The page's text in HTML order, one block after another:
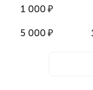
1 000 ₽
5 000 ₽